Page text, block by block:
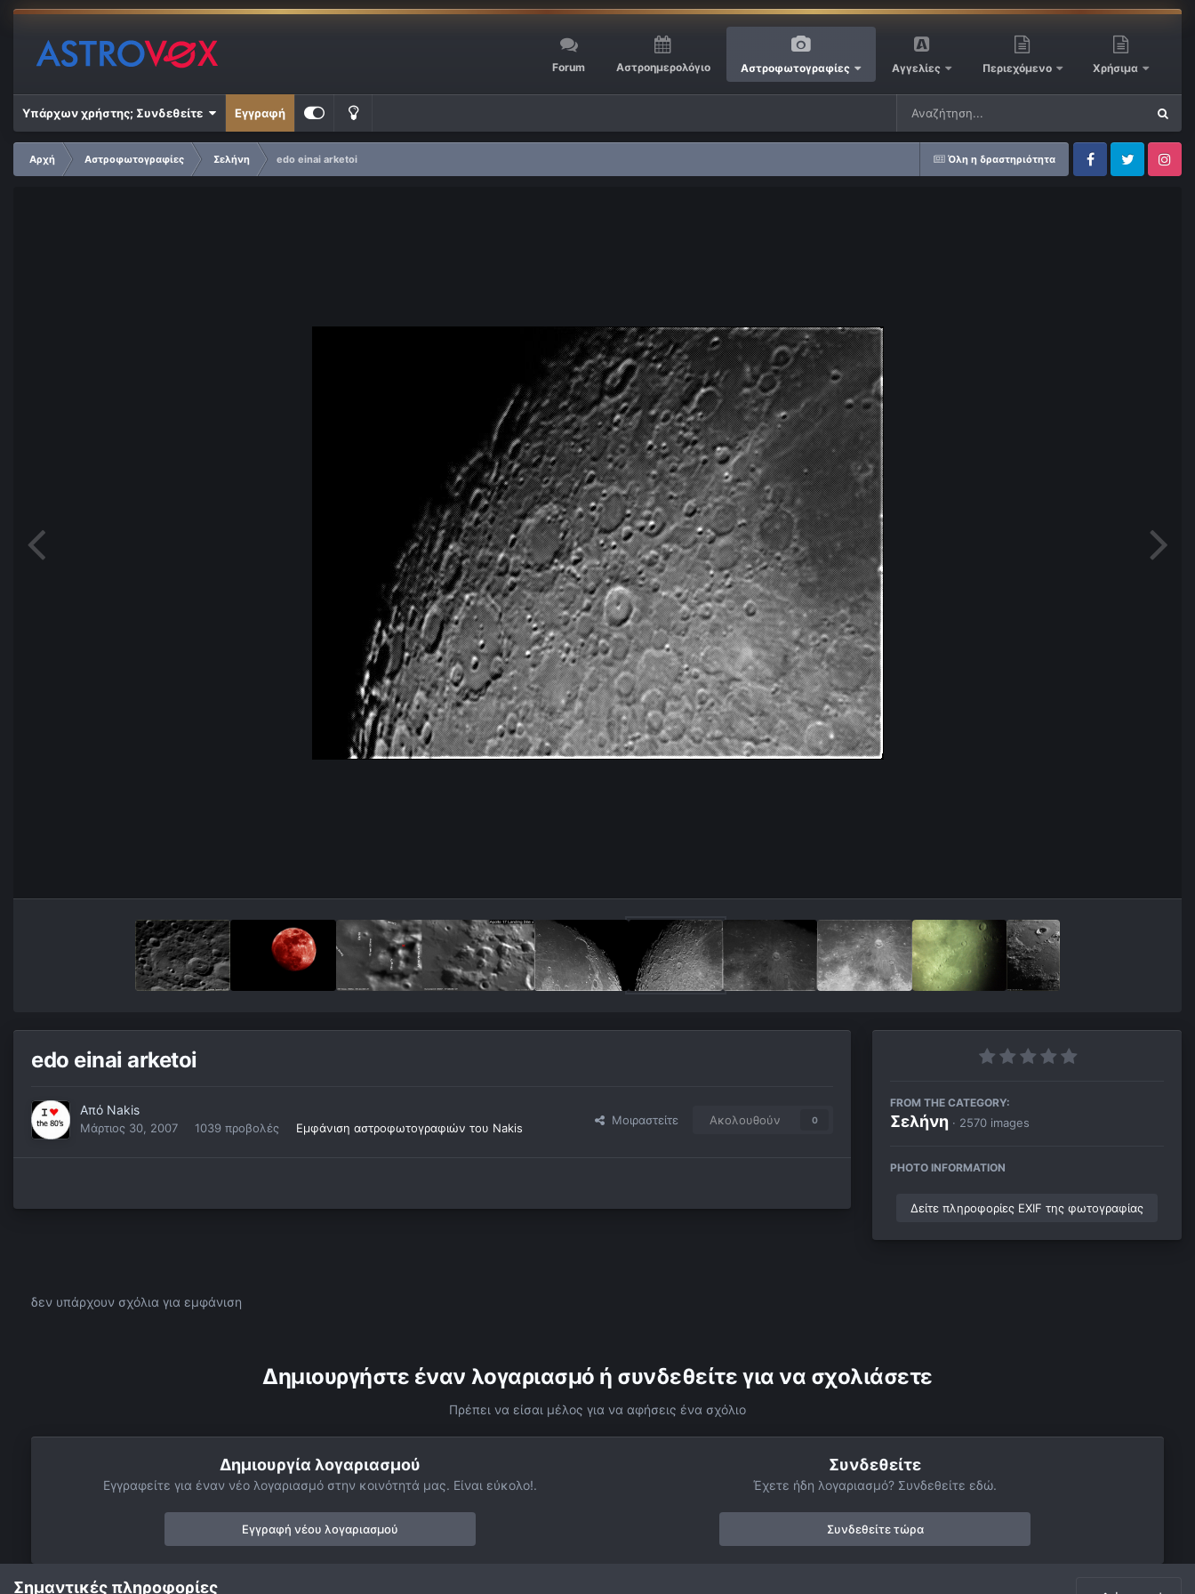
Forum Αστροημερολόγιο Αστροφωτογραφίες Αγγελίες Περιεχόμενο Χρήσιμα
Υπάρχων χρήστης; Συνδεθείτε Εγγραφή
Όλη η δραστηριότητα
Αρχή Αστροφωτογραφίες Σελήνη
edo einai arketoi
FacebookTwitter Instagram
edo einai arketoi
Από Nakis
Μάρτιος 30, 2007 1039 προβολές Εμφάνιση αστροφωτογραφιών του Nakis
Μοιραστείτε Ακολουθούν 0
FROM THE CATEGORY:
Σελήνη · 2570 images
PHOTO INFORMATION
Δείτε πληροφορίες EXIF της φωτογραφίας
δεν υπάρχουν σχόλια για εμφάνιση
Δημιουργήστε έναν λογαριασμό ή συνδεθείτε για να σχολιάσετε
Πρέπει να είσαι μέλος για να αφήσεις ένα σχόλιο
Δημιουργία λογαριασμού
Εγγραφείτε για έναν νέο λογαριασμό στην κοινότητά μας. Είναι εύκολο!.
Εγγραφή νέου λογαριασμού
Συνδεθείτε
Έχετε ήδη λογαριασμό? Συνδεθείτε εδώ.
Συνδεθείτε τώρα
Σημαντικές πληροφορίες